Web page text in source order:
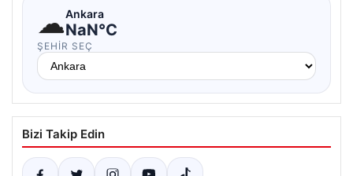
☁Ankara
NaN°C
ŞEHIR SEÇ
Bizi Takip Edin